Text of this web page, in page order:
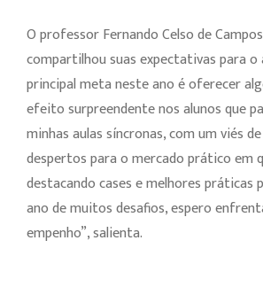
O professor Fernando Celso de
compartilhou suas expectativas para o
principal meta neste ano é oferecer
efeito surpreendente nos alunos que
minhas aulas síncronas, com um viés
despertos para o mercado prático em
destacando cases e melhores práticas
ano de muitos desafios, espero
empenho”, salienta.